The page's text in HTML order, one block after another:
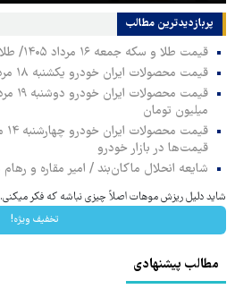
پربازدیدترین‌ مطالب
قیمت طلا و سکه جمعه ۱۶ مرداد ۱۴۰۵/ طلای ۱۸ عیار امروز چند؟
قیمت محصولات ایران خودرو یکشنبه ۱۸ مرداد ۱۴۰۵/ کاهش قیمت ۲۰۷
میلیون تومان
قیمت‌ها در بازار خودرو
شایعه انحلال ماکان‌بند / امیر مقاره و
شاید دلیل ریزش موهات اصلاً چیزی نباشه که فکر میکنی.
تخفیف ویژه!
مطالب پیشنهادی